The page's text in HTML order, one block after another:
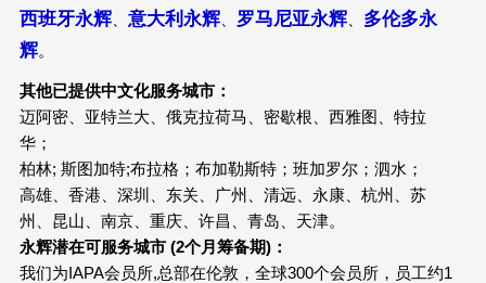
西班牙永辉、 意大利永辉、 罗马尼亚永辉、 多伦多永
辉。
其他已提供中文化服务城市：
迈阿密、亚特兰大、俄克拉荷马、密歇根、西雅图、特拉
华；
柏林; 斯图加特;布拉格；布加勒斯特；班加罗尔；泗水；
高雄、香港、深圳、东关、广州、清远、永康、杭州、苏
州、昆山、南京、重庆、许昌、青岛、天津。
永辉潜在可服务城市 (2个月筹备期)：
我们为IAPA会员所,总部在伦敦，全球300个会员所，员工约1